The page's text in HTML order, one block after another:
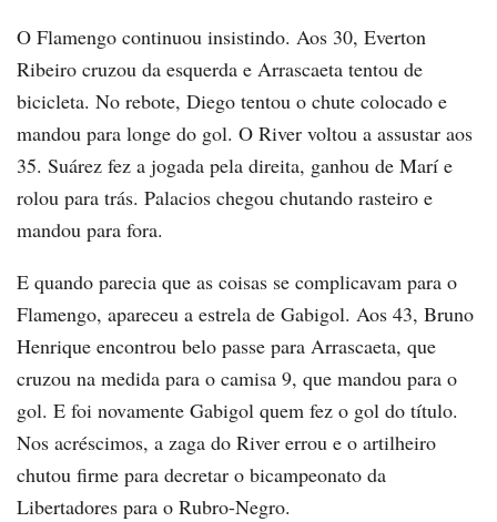
O Flamengo continuou insistindo. Aos 30, Everton
Ribeiro cruzou da esquerda e Arrascaeta tentou de
bicicleta. No rebote, Diego tentou o chute colocado e
mandou para longe do gol. O River voltou a assustar aos
35. Suárez fez a jogada pela direita, ganhou de Marí e
rolou para trás. Palacios chegou chutando rasteiro e
mandou para fora.
E quando parecia que as coisas se complicavam para o
Flamengo, apareceu a estrela de Gabigol. Aos 43, Bruno
Henrique encontrou belo passe para Arrascaeta, que
cruzou na medida para o camisa 9, que mandou para o
gol. E foi novamente Gabigol quem fez o gol do título.
Nos acréscimos, a zaga do River errou e o artilheiro
chutou firme para decretar o bicampeonato da
Libertadores para o Rubro-Negro.